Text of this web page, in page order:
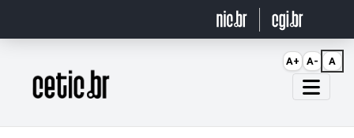
Página inicial
A+ A- A